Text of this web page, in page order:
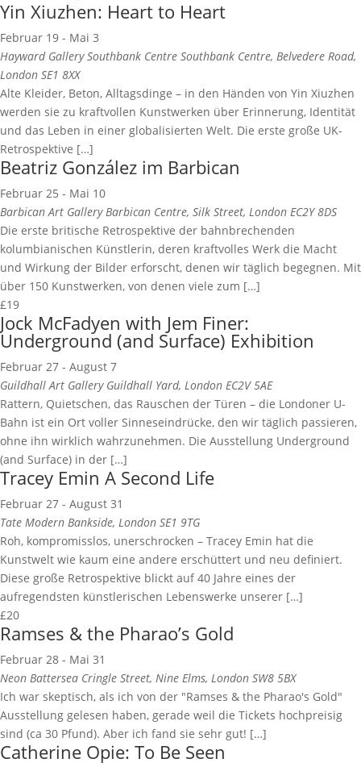
Yin Xiuzhen: Heart to Heart
Februar 19 - Mai 3
Hayward Gallery Southbank Centre Southbank Centre, Belvedere Road,
London SE1 8XX
Alte Kleider, Beton, Alltagsdinge – in den Händen von Yin Xiuzhen
werden sie zu kraftvollen Kunstwerken über Erinnerung, Identität
und das Leben in einer globalisierten Welt. Die erste große UK-
Retrospektive […]
Beatriz González im Barbican
Februar 25 - Mai 10
Barbican Art GalleryBarbican Centre, Silk Street, London EC2Y 8DS
Die erste britische Retrospektive der bahnbrechenden
kolumbianischen Künstlerin, deren kraftvolles Werk die Macht
und Wirkung der Bilder erforscht, denen wir täglich begegnen. Mit
über 150 Kunstwerken, von denen viele zum […]
£19
Jock McFadyen with Jem Finer:
Underground (and Surface) Exhibition
Februar 27 - August 7
Guildhall Art Gallery Guildhall Yard, London EC2V 5AE
Rattern, Quietschen, das Rauschen der Türen – die Londoner U-
Bahn ist ein Ort voller Sinneseindrücke, den wir täglich passieren,
ohne ihn wirklich wahrzunehmen. Die Ausstellung Underground
(and Surface) in der […]
Tracey Emin A Second Life
Februar 27 - August 31
Tate Modern Bankside, London SE1 9TG
Roh, kompromisslos, unerschrocken – Tracey Emin hat die
Kunstwelt wie kaum eine andere erschüttert und neu definiert.
Diese große Retrospektive blickt auf 40 Jahre eines der
aufregendsten künstlerischen Lebenswerke unserer […]
£20
Ramses & the Pharao’s Gold
Februar 28 - Mai 31
Neon Battersea Cringle Street, Nine Elms, London SW8 5BX
Ich war skeptisch, als ich von der "Ramses & the Pharao's Gold"
Ausstellung gelesen haben, gerade weil die Tickets hochpreisig
sind (ca 30 Pfund). Aber ich fand sie sehr gut! […]
Catherine Opie: To Be Seen